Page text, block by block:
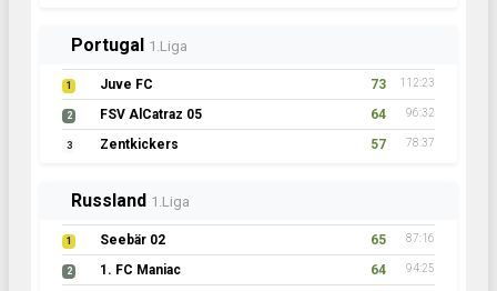
Portugal 1.Liga
1 Juve FC 73 112:23
2 FSV AlCatraz 05 64 96:32
3 Zentkickers 57 78:37
Russland 1.Liga
1 Seebär 02 65 87:16
2 1. FC Maniac 64 94:25